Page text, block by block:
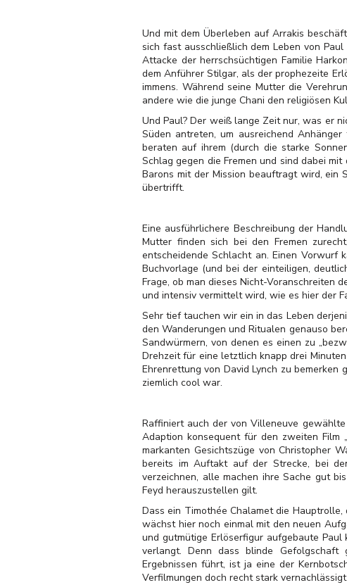
Und mit dem Überleben auf Arrakis
sich fast ausschließlich dem Leben von
Attacke der herrschsüchtigen Familie
dem Anführer Stilgar, als der prophezeite
immens. Während seine Mutter die
andere wie die junge Chani den religiösen
Und Paul? Der weiß lange Zeit nur, was er
Süden antreten, um ausreichend
beraten auf ihrem (durch die starke
Schlag gegen die Fremen und sind dabei
Barons mit der Mission beauftragt wird, ein
übertrifft.
Eine ausführlichere Beschreibung der
Mutter finden sich bei den Fremen
entscheidende Schlacht an. Einen Vorwurf
Buchvorlage (und bei der einteiligen,
Frage, ob man dieses Nicht-Voranschreiten
und intensiv vermittelt wird, wie es hier der
Sehr tief tauchen wir ein in das Leben
den Wanderungen und Ritualen genauso
Sandwürmern, von denen es einen zu
Drehzeit für eine letztlich knapp drei
Ehrenrettung von David Lynch zu bemerken
ziemlich cool war.
Raffiniert auch der von Villeneuve
Adaption konsequent für den zweiten Film
markanten Gesichtszüge von Christopher
bereits im Auftakt auf der Strecke, bei
verzeichnen, alle machen ihre Sache gut
Feyd herauszustellen gilt.
Dass ein Timothée Chalamet die
wächst hier noch einmal mit den neuen
und gutmütige Erlöserfigur aufgebaute
verlangt. Denn dass blinde Gefolgschaft
Ergebnissen führt, ist ja eine der
Verfilmungen doch recht stark